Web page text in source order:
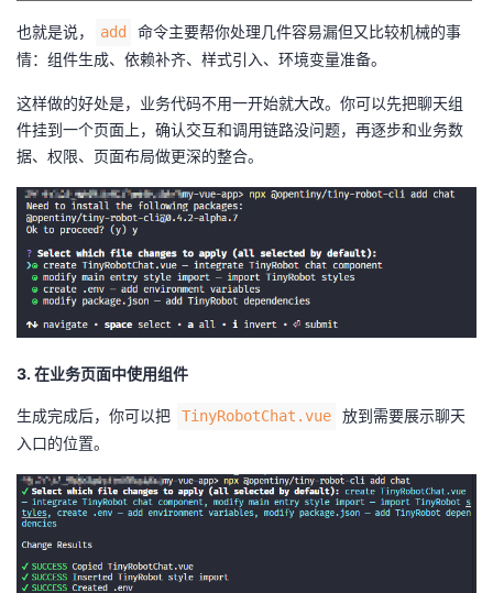
也就是说， add
命令主要帮你处理几件容易漏但又比较机械的事
情：组件生成、依赖补齐、样式引入、环境变量准备。
这样做的好处是，业务代码不用一开始就大改。你可以先把聊天组
件挂到一个页面上，确认交互和调用链路没问题，再逐步和业务数
据、权限、页面布局做更深的整合。
3. 在业务页面中使用组件
生成完成后，你可以把 TinyRobotChat.vue
放到需要展示聊天
入口的位置。